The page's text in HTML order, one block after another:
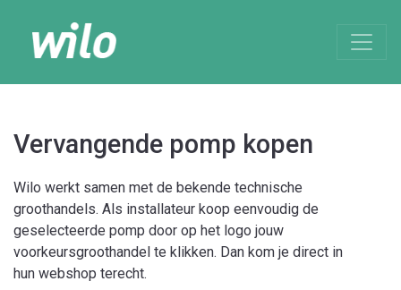
Vervangende pomp kopen
Wilo werkt samen met de bekende technische
groothandels. Als installateur koop eenvoudig de
geselecteerde pomp door op het logo jouw
voorkeursgroothandel te klikken. Dan kom je direct in
hun webshop terecht.